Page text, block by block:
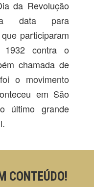
da Revolução
data para
participaram
1932 contra o
chamada de
o movimento
em São
último grande
CONTEÚDO!